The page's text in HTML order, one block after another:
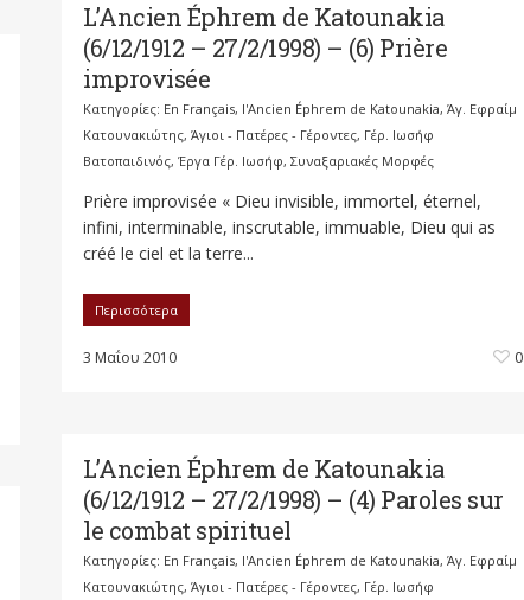
L’Ancien Éphrem de Katounakia
(6/12/1912 – 27/2/1998) – (6) Prière
improvisée
Κατηγορίες: En Français, l'Ancien Éphrem de Katounakia, Άγ. Εφραίμ
Κατουνακιώτης, Άγιοι - Πατέρες - Γέροντες, Γέρ. Ιωσήφ
Βατοπαιδινός, Έργα Γέρ. Ιωσήφ, Συναξαριακές Μορφές
Prière improvisée « Dieu invisible, immortel, éternel,
infini, interminable, inscrutable, immuable, Dieu qui as
créé le ciel et la terre...
Περισσότερα
3 Μαΐου 2010 0
L’Ancien Éphrem de Katounakia
(6/12/1912 – 27/2/1998) – (4) Paroles sur
le combat spirituel
Κατηγορίες: En Français, l'Ancien Éphrem de Katounakia, Άγ. Εφραίμ
Κατουνακιώτης, Άγιοι - Πατέρες - Γέροντες, Γέρ. Ιωσήφ